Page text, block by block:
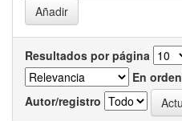
Resultados por página
En orden
Autor/registro